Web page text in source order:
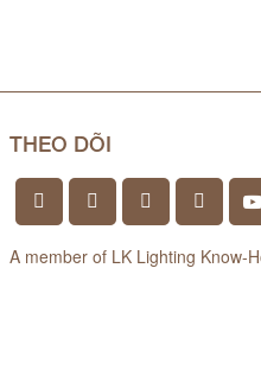
THEO DÕI
A member of LK Lighting Know-